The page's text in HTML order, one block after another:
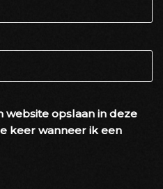
website opslaan in deze
keer wanneer ik een